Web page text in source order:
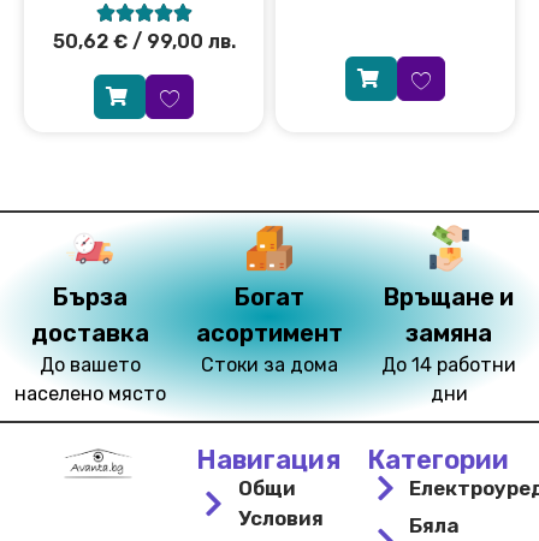

50,62 €/ 99,00 лв.
Бърза
доставка
До вашето
населено място
Богат
асортимент
Стоки за дома
Връщане и
замяна
До 14 работни
дни
Навигация
Общи
Условия
Категории
Бяла